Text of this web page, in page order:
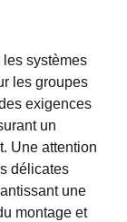
systèmes
les groupes
exigences
un
Une attention
délicates
une
montage et